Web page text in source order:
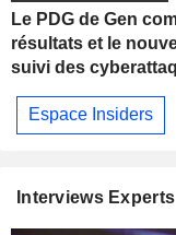
Le PDG de Gen
résultats et le
suivi des
Espace Insiders
Interviews Experts